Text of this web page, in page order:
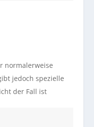
normalerweise
jedoch spezielle
der Fall ist